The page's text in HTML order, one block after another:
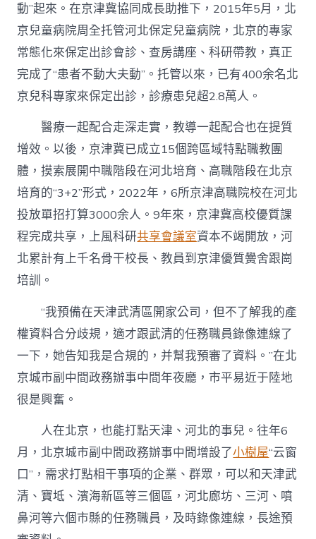
動”起來。在京津冀協同成長助推下，2015年5月，北
京兒童病院周全托管河北保定兒童病院，北京的專家
常態化來保定出診會診、查房講座、科研帶教，真正
完成了“患者不動大夫動”。托管以來，已有400余名北
京兒科專家來保定出診，診療患兒超2.8萬人。
醫療一起配合走深走實，教導一起配合也在提質
增效。以後，京津冀已成立15個跨區域特點職教團
體，摸索展開中職階段在河北培育、高職階段在北京
培育的“3+2”形式，2022年，6所京津高職院校在河北
投放單招打算3000余人。9年來，京津冀高校優質課
程完成共享，上風科研共享會議室資本不竭開放，河
北累計有上千名骨干校長、教員到京津優質黌舍跟崗
培訓。
“我預備在天津武清區開家公司，但不了解我的產
權資料合分歧規，適才跟武清的任務職員錄像連線了
一下，她告知我是合規的，并幫我預審了資料。”在北
京城市副中間政務辦事中間年夜廳，市平易近于陸地
很是興奮。
人在北京，也能打點天津、河北的事兒。往年6
月，北京城市副中間政務辦事中間增設了小樹屋“云窗
口”，需求打點相干事項的企業、群眾，可以和天津武
清、寶坻、濱海新區等三個區，河北廊坊、三河、噴
鼻河等六個市縣的任務職員，及時錄像連線，長途預